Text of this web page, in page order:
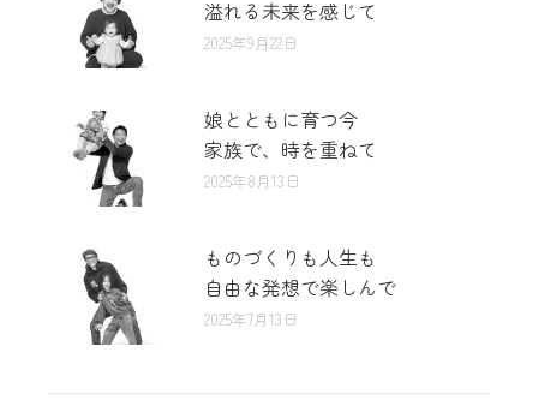
溢れる未来を感じて
2025年9月22日
娘とともに育つ今
家族で、時を重ねて
2025年8月13日
ものづくりも人生も
自由な発想で楽しんで
2025年7月13日